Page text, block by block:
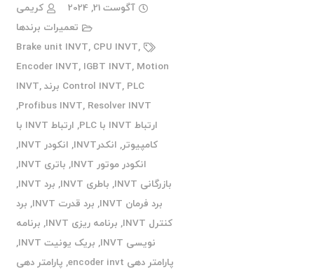
آگوست 21, 2024
کریمی
تعمیرات برندها
Brake unit INVT, CPU INVT,
Encoder INVT, IGBT INVT, Motion
Control INVT, PLC برند INVT
,
Profibus INVT, Resolver INVT
,
ارتباط INVT با PLC
,
ارتباط INVT با
کامپیوتر, انکدرINVT , انکودر INVT
,
انکودر موتور INVT
, باتری INVT
,
بازرگانی INVT
, باطری INVT , برد INVT
,
برد فرمان INVT
, برد قدرت INVT , برد
کنترل INVT
, برنامه ریزی INVT , برنامه
نویسی INVT
, بریک یونیت INVT
,
پارامتر دهی encoder invt
, پارامتر دهی